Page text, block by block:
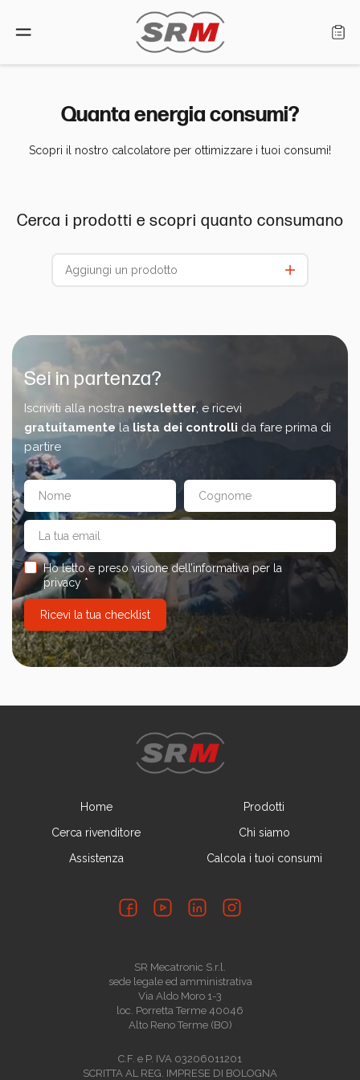
Home
Chi siamo
Calcola i tuoi consumi
Quanta energia consumi?
Scopri il nostro calcolatore per ottimizzare i tuoi consumi!
Cerca i prodotti e scopri quanto consumano
Sei in partenza?
Iscriviti alla nostra newsletter, e ricevi
gratuitamente la lista dei controlli da fare prima di
partire
Ho letto e preso visione dell’informativa per la
privacy *
Home
Prodotti
Cerca rivenditore
Chi siamo
Assistenza
Calcola i tuoi consumi
SR Mecatronic S.r.l.
sede legale ed amministrativa
Via Aldo Moro 1-3
loc. Porretta Terme 40046
Alto Reno Terme (BO)
C.F. e P. IVA 03206011201
SCRITTA AL REG. IMPRESE DI BOLOGNA